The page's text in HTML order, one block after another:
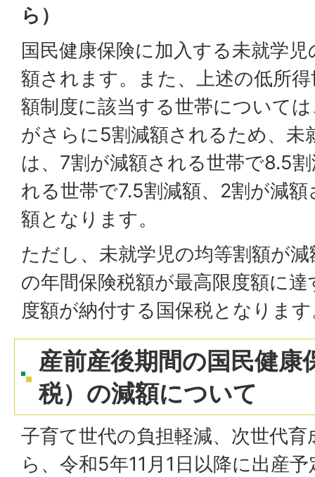
ら）
国民健康保険に加入する未就学
額されます。また、上述の低所
額制度に該当する世帯について
がさらに5割減額されるため、未
は、7割が減額される世帯で8.5
れる世帯で7.5割減額、2割が減
額となります。
ただし、未就学児の均等割額が
の年間保険税額が最高限度額に
度額が納付する国保税となりま
産前産後期間の国民健康
税）の減額について
子育て世代の負担軽減、次世代
ら、令和5年11月1日以降に出産